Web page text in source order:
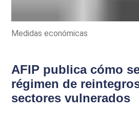
Medidas económicas
AFIP publica cómo
régimen de
sectores vulnerados